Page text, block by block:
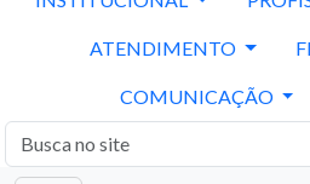
ATENDIMENTO
COMUNICAÇÃO